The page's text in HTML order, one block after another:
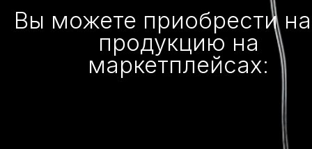
Вы можете приобрести
продукцию на
маркетплейсах: